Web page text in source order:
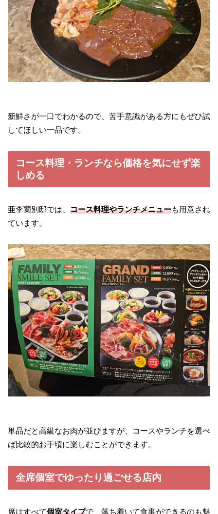
新鮮さが一口でわかるので、苦手意識がある方にもぜひ試
してほしい一品です。
コース料理・ランチなら価格を気にせず楽
しめる
亜李蘭別邸では、 コース料理やランチメニューも用意され
ています。
単品だと高級なお肉が並びますが、コースやランチを選べ
ば比較的お手頃に楽しむことができます。
全席個室でゆったり過ごせる店内
席はすべて個室タイプで、落ち着いて食事ができるのも魅